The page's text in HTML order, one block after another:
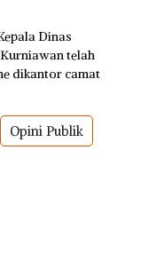
Dinas
telah
dikantor camat
Opini Publik